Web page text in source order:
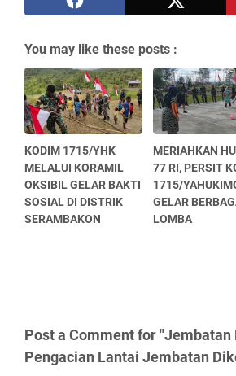
You may like these posts :
KODIM 1715/YHK
MELALUI KORAMIL
OKSIBIL GELAR BAKTI
SOSIAL DI DISTRIK
SERAMBAKON
MERIAHKAN
77 RI, PERSIT
1715/
GELAR
LOMBA
Post a Comment for
Pengacian Lantai Jembatan